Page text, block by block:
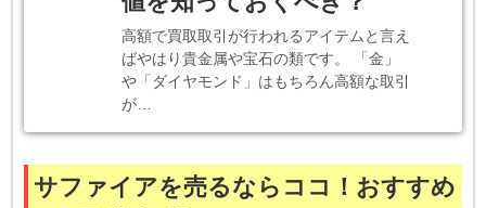
高額で買取取引が行われるアイテムと言え
ばやはり貴金属や宝石の類です。 「金」
や「ダイヤモンド」はもちろん高額な取引
が…
サファイアを売るならココ！おすすめ